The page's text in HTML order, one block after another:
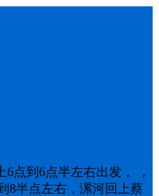
点到6点半左右出发， ，
8半点左右，漯河回上蔡